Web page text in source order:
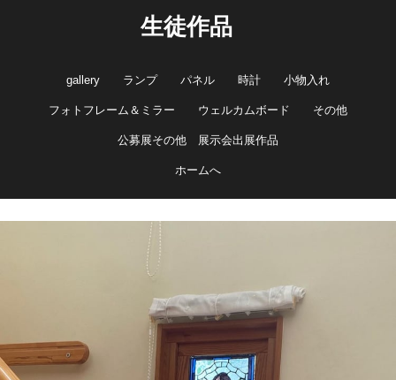
生徒作品
gallery ランプ パネル 時計 小物入れ
フォトフレーム＆ミラー ウェルカムボード その他
公募展その他 展示会出展作品
ホームへ